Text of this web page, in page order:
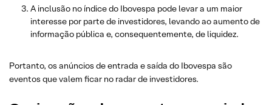
A inclusão no índice do Ibovespa pode levar a um maior
interesse por parte de investidores, levando ao aumento de
informação pública e, consequentemente, de liquidez.
Portanto, os anúncios de entrada e saída do Ibovespa são
eventos que valem ficar no radar de investidores.